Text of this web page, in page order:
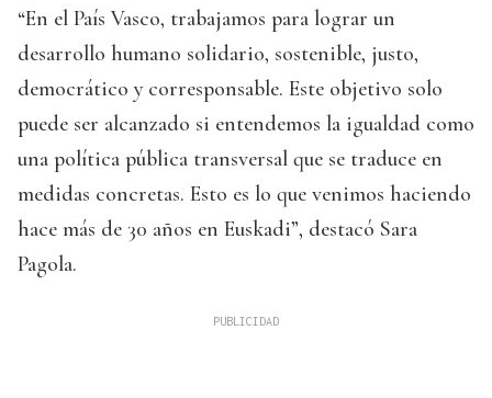
“En el País Vasco, trabajamos para lograr un
desarrollo humano solidario, sostenible, justo,
democrático y corresponsable. Este objetivo solo
puede ser alcanzado si entendemos la igualdad como
una política pública transversal que se traduce en
medidas concretas. Esto es lo que venimos haciendo
hace más de 30 años en Euskadi”, destacó Sara
Pagola.